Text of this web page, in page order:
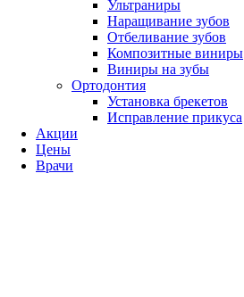
Ультраниры
Наращивание зубов
Отбеливание зубов
Композитные виниры
Виниры на зубы
Ортодонтия
Установка брекетов
Исправление прикуса
Акции
Цены
Врачи